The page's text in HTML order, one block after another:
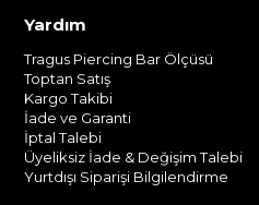
Yardım
Tragus Piercing Bar Ölçüsü
Toptan Satış
Kargo Takibi
İade ve Garanti
İptal Talebi
Üyeliksiz İade & Değişim Talebi
Yurtdışı Siparişi Bilgilendirme